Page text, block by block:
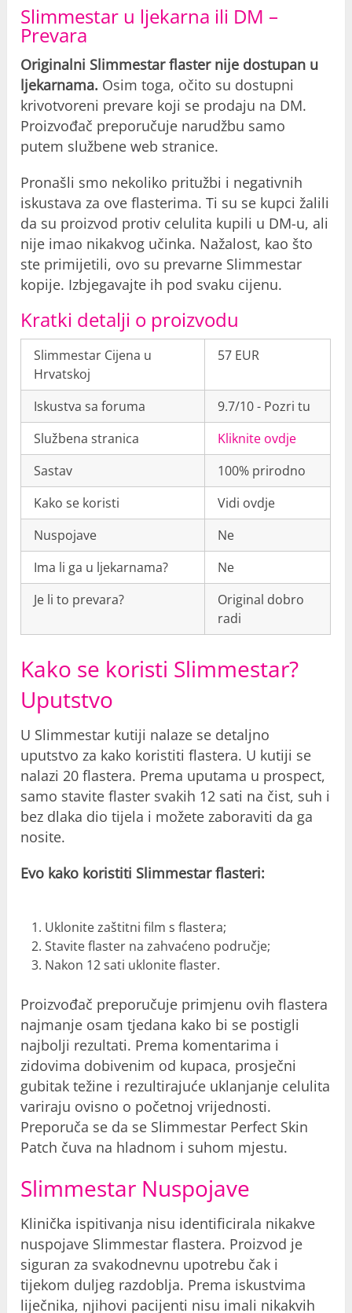
Slimmestar u ljekarna ili DM –
Prevara
Originalni Slimmestar flaster nije dostupan u
ljekarnama. Osim toga, očito su dostupni
krivotvoreni prevare koji se prodaju na DM.
Proizvođač preporučuje narudžbu samo
putem službene web stranice.
Pronašli smo nekoliko pritužbi i negativnih
iskustava za ove flasterima. Ti su se kupci žalili
da su proizvod protiv celulita kupili u DM-u, ali
nije imao nikakvog učinka. Nažalost, kao što
ste primijetili, ovo su prevarne Slimmestar
kopije. Izbjegavajte ih pod svaku cijenu.
Kratki detalji o proizvodu
Slimmestar Cijena u
Hrvatskoj
57 EUR
Iskustva sa foruma
9.7/10 - Pozri tu
Službena stranica
Kliknite ovdje
Sastav
100% prirodno
Kako se koristi
Vidi ovdje
Nuspojave
Ne
Ima li ga u ljekarnama?
Ne
Je li to prevara?
Original dobro
radi
Kako se koristi Slimmestar?
Uputstvo
U Slimmestar kutiji nalaze se detaljno
uputstvo za kako koristiti flastera. U kutiji se
nalazi 20 flastera. Prema uputama u prospect,
samo stavite flaster svakih 12 sati na čist, suh i
bez dlaka dio tijela i možete zaboraviti da ga
nosite.
Evo kako koristiti Slimmestar flasteri:
Uklonite zaštitni film s flastera;
Stavite flaster na zahvaćeno područje;
Nakon 12 sati uklonite flaster.
Proizvođač preporučuje primjenu ovih flastera
najmanje osam tjedana kako bi se postigli
najbolji rezultati. Prema komentarima i
zidovima dobivenim od kupaca, prosječni
gubitak težine i rezultirajuće uklanjanje celulita
variraju ovisno o početnoj vrijednosti.
Preporuča se da se Slimmestar Perfect Skin
Patch čuva na hladnom i suhom mjestu.
Slimmestar Nuspojave
Klinička ispitivanja nisu identificirala nikakve
nuspojave Slimmestar flastera. Proizvod je
siguran za svakodnevnu upotrebu čak i
tijekom duljeg razdoblja. Prema iskustvima
liječnika, njihovi pacijenti nisu imali nikakvih